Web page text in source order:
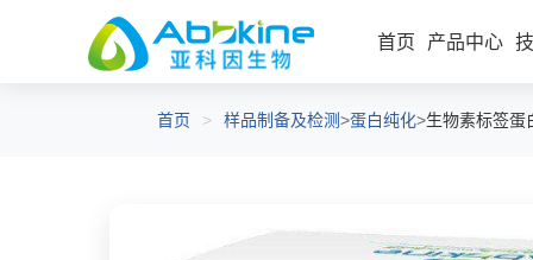
首页 产品中心
首页 > 样品制备及检测>蛋白纯化>生物素标签